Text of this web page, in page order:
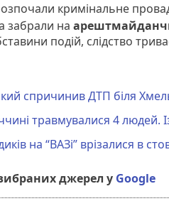
кримінальне
забрали на
подій, слідство
спричинив ДТП біля
травмувалися 4 людей.
на “ВАЗі” врізалися в
джерел у Google